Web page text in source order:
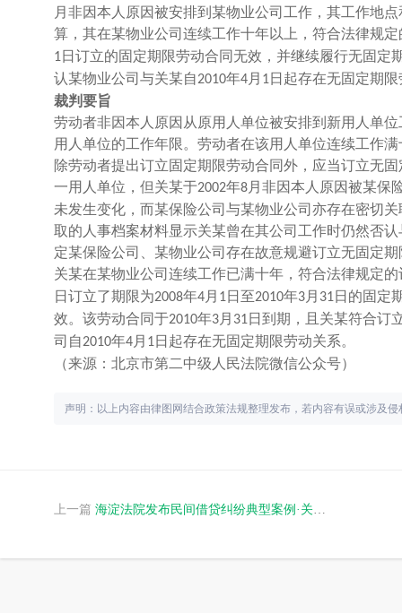
月非因本人原因被安排到某物业公司工作，其工作地
算，其在某物业公司连续工作十年以上，符合法律规定
1日订立的固定期限劳动合同无效，并继续履行无固
认某物业公司与关某自2010年4月 1日起存在无固定期
裁判要旨
劳动者非因本人原因从原用人单位被安排到新用人单
用人单位的工作年限。劳动者在该用人单位连续工作
除劳动者提出订立固定期限劳动合同外，应当订立无固
一用人单位，但关某于2002年8月非因本人原因被某保
未发生变化，而某保险公司与某物业公司亦存在密切
取的人事档案材料显示关某曾在其公司工作时仍然否
定某保险公司、某物业公司存在故意规避订立无固定
关某在某物业公司连续工作已满十年，符合法律规定的
日订立了期限为2008年4月 1日至2010年3月 31日的固定
效。该劳动合同于2010年3月 31日到期，且关某符合订
司自2010年4月 1日起存在无固定期限劳动关系。
（来源：北京市第二中级人民法院微信公众号）
声明：以上内容由律图网结合政策法规整理发布，若内容有误或涉及侵
上一篇 海淀法院发布民间借贷纠纷典型案例·关于情侣间转账、借贷还是投资